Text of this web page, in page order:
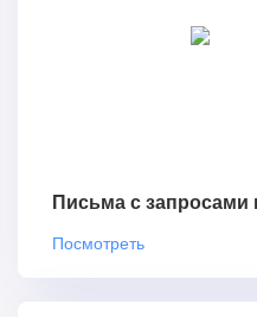
Письма с
Посмотреть